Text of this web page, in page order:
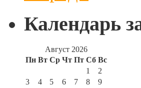
Календарь
Август 2026
Пн Вт Ср Чт Пт Сб Вс
1
2
3
4 5 6 7 8
9